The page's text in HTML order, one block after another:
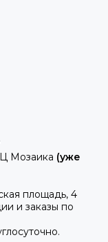
Мозаика (уже
площадь, 4
и заказы по